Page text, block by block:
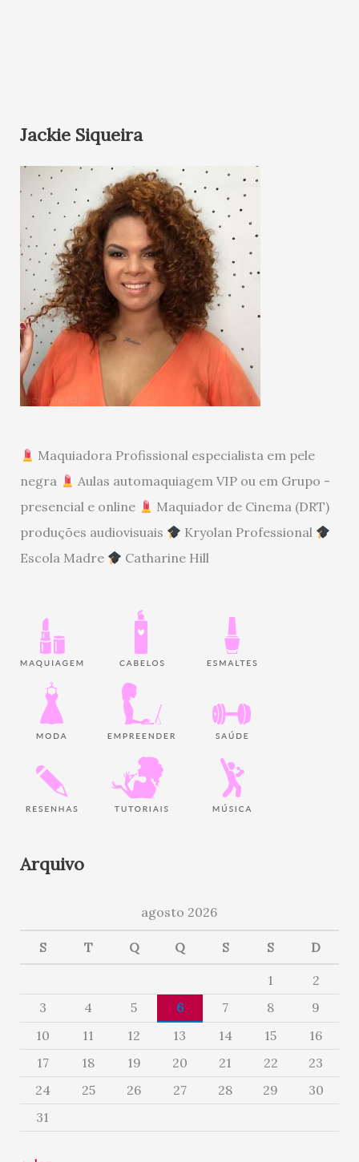
Jackie Siqueira
Maquiadora Profissional especialista em pele
negra
Aulas automaquiagem VIP ou em Grupo -
presencial e online
Maquiador de Cinema (DRT)
produções audiovisuais
Kryolan Professional
Escola Madre
Catharine Hill
Arquivo
agosto 2026
S T Q Q S S D
1
2
3
4 5 6 7 8
9
10
11 12 13 14 15
16
17
18 19 20 21 22
23
24
25 26 27 28 29
30
31